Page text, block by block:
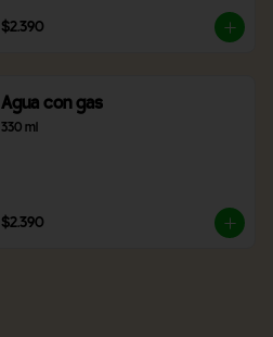
$2.390
Agua con gas
330 ml
$2.390